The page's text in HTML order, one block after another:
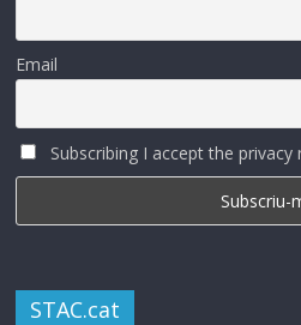
Email
Subscribing I accept the
STAC.cat